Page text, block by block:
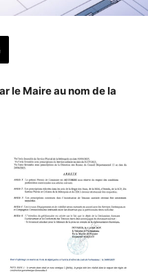
le Maire au nom de la